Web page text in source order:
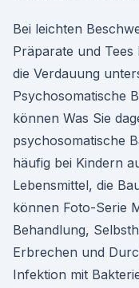
Bei leichten
Präparate und
die Verdauung
Psychosomatische
können Was Sie
psychosomatische
häufig bei Kindern
Lebensmittel, die
können Foto-Serie
Behandlung,
Erbrechen und
Infektion mit